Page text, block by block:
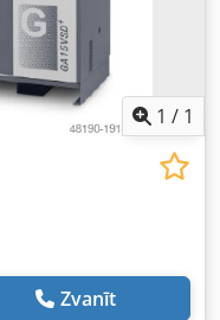
1 / 1
Zvanīt